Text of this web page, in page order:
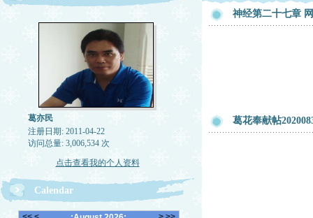
葛亦民
注册日期: 2011-04-22
访问总量: 3,006,534 次
点击查看我的个人资料
Calendar
神经第二十七章
葛花奉献帖